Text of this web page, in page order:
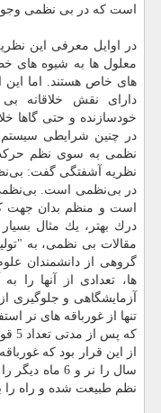
است كه در بی نظمی وجود
در اوایل معرفی این
معلول ها به شیوه های
های خاص هستند. اما این
دارای نقش
خودسازنده و حتی گاها
در چنین شرایطی
نظریه آشفتگی گفت:
در بی‌نظمی است. بی‌نظمی
است و منظم بدان جهت
درك بهتر، یك مثال
مقالات بی نظمی، به
گروهی از دانشمندان
ها، تعدادی از آنها را
آزمایشگاهی و جلوگیری
تنها از غورباقه های نر
كه
سال را نر و 6
نظم طبیعت شده و راه را